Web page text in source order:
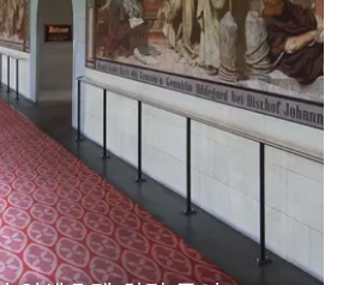
인셀호텔 회랑 투어